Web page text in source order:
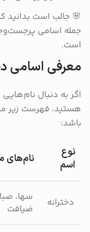
🌸 جالب است بدانید
است.
معرفی اسامی
اگر به دنبال
هستید، فهرست زیر
باشد:
نوع
اسم
نام‌های
دخترانه
سها،
ضیافت